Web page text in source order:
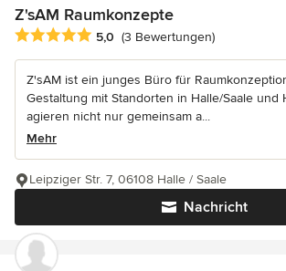
Z'sAM Raumkonzepte
Durchschnittliche Bewertung: 5 von 5
5,0 (3 Bewertungen)
Z'sAM ist ein junges Büro für
Gestaltung mit Standorten in Halle/Saale und
agieren nicht nur gemeinsam a...
Mehr
Nachricht
Leipziger Str. 7, 06108 Halle / Saale